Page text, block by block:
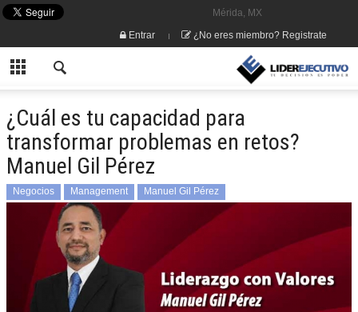
Mérida, MX
Entrar
¿No eres miembro? Registrate
¿Cuál es tu capacidad para
transformar problemas en retos?
Manuel Gil Pérez
Negocios Management Manuel Gil Pérez